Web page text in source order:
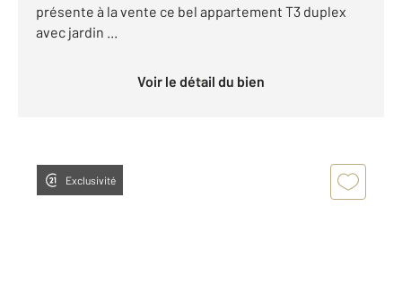
présente à la vente ce bel appartement T3 duplex
avec jardin ...
Voir le détail du bien
Exclusivité